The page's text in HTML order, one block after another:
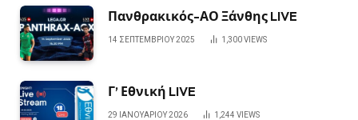
Πανθρακικός-ΑΟ Ξάνθης LIVE
14 ΣΕΠΤΕΜΒΡΊΟΥ 2025 1,300VIEWS
Γ’ Εθνική LIVE
29 ΙΑΝΟΥΑΡΊΟΥ 2026 1,244 VIEWS